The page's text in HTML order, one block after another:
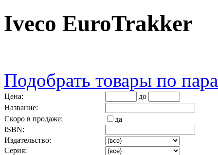
Iveco EuroTrakker
Подобрать товары по
Цена:
до
Название:
Скоро в продаже:
да
ISBN:
Издательство:
Серия: